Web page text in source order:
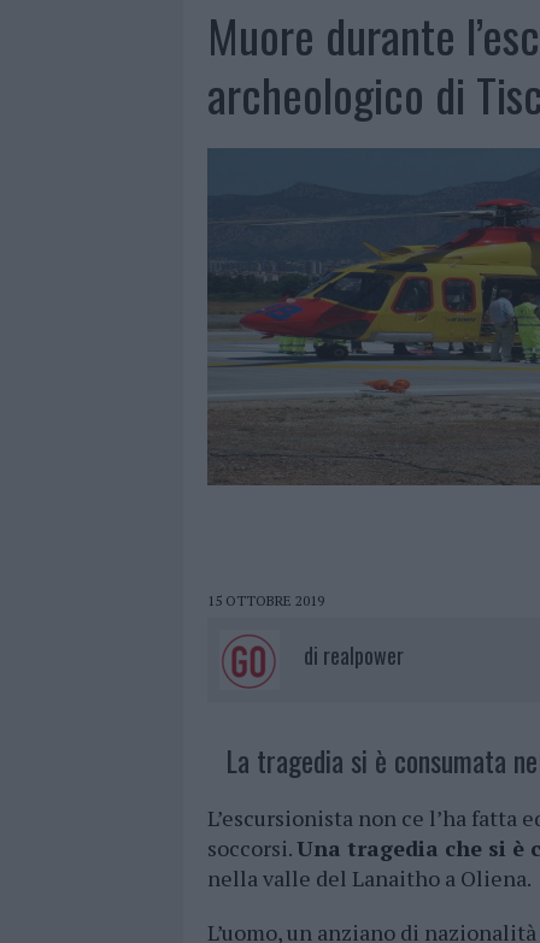
Muore durante
archeologico di
15 OTTOBRE 2019
di realpower
La tragedia si è consumata
L’escursionista non ce l’ha fatta
soccorsi.Una tragedia che si è
nella valle del Lanaitho a Oliena.
L’uomo, un anziano di